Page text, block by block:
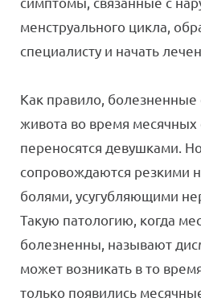
менструального цикла,
специалисту и начать
Как правило,
живота во время
переносятся девушками.
сопровождаются резкими
болями, усугубляющими
Такую патологию, когда
болезненны, называют
может возникать в то
только появились